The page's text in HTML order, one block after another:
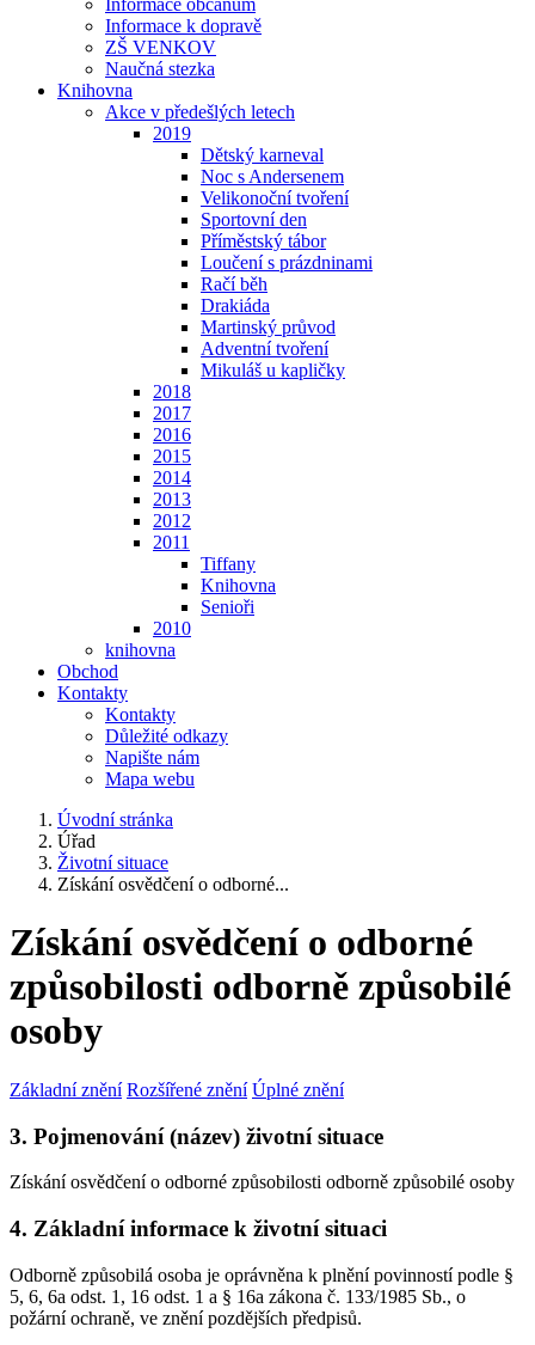
Informace občanům
Informace k dopravě
ZŠ VENKOV
Naučná stezka
Knihovna
Akce v předešlých letech
2019
Dětský karneval
Noc s Andersenem
Velikonoční tvoření
Sportovní den
Příměstský tábor
Loučení s prázdninami
Račí běh
Drakiáda
Martinský průvod
Adventní tvoření
Mikuláš u kapličky
2018
2017
2016
2015
2014
2013
2012
2011
Tiffany
Knihovna
Senioři
2010
knihovna
Obchod
Kontakty
Kontakty
Důležité odkazy
Napište nám
Mapa webu
Úvodní stránka
Úřad
Životní situace
Získání osvědčení o odborné...
Získání osvědčení o odborné
způsobilosti odborně způsobilé
osoby
Základní znění Rozšířené znění Úplné znění
3. Pojmenování (název) životní situace
Získání osvědčení o odborné způsobilosti odborně způsobilé osoby
4. Základní informace k životní situaci
Odborně způsobilá osoba je oprávněna k plnění povinností podle §
5, 6, 6a odst. 1, 16 odst. 1 a § 16a zákona č. 133/1985 Sb., o
požární ochraně, ve znění pozdějších předpisů.